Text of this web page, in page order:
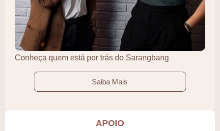
Conheça quem está por trás do Sarangbang
Saiba Mais
APOIO